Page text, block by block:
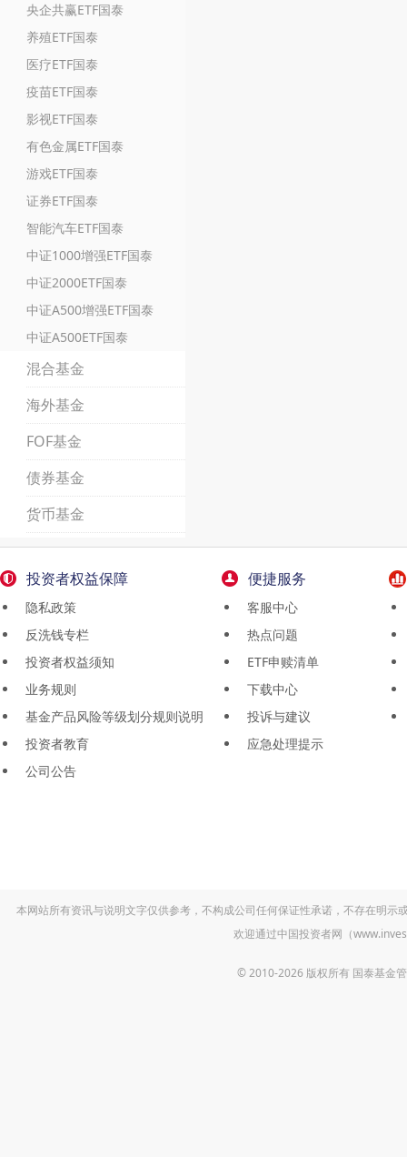
央企共赢ETF国泰
养殖ETF国泰
医疗ETF国泰
疫苗ETF国泰
影视ETF国泰
有色金属ETF国泰
游戏ETF国泰
证券ETF国泰
智能汽车ETF国泰
中证1000增强ETF国泰
中证2000ETF国泰
中证A500增强ETF国泰
中证A500ETF国泰
混合基金
海外基金
FOF基金
债券基金
货币基金
投资者权益保障
隐私政策
反洗钱专栏
投资者权益须知
业务规则
基金产品风险等级划分规则说明
投资者教育
公司公告
便捷服务
客服中心
热点问题
ETF申赎清单
下载中心
投诉与建议
应急处理提示
本网站所有资讯与说明文字仅供参考，不构成公司任何保证性承诺，不存在明
欢迎通过中国投资者网（
© 2010-2026 版权所有 国泰基金